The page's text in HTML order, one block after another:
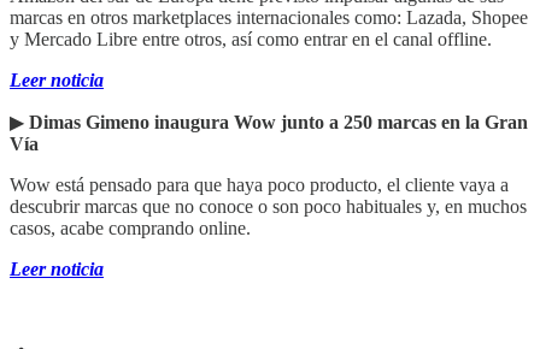
marcas en otros marketplaces internacionales como: Lazada, Shopee
y Mercado Libre entre otros, así como entrar en el canal offline.
Leer noticia
▶︎ Dimas Gimeno inaugura Wow junto a 250 marcas en la Gran
Vía
Wow está pensado para que haya poco producto, el cliente vaya a
descubrir marcas que no conoce o son poco habituales y, en muchos
casos, acabe comprando online.
Leer noticia